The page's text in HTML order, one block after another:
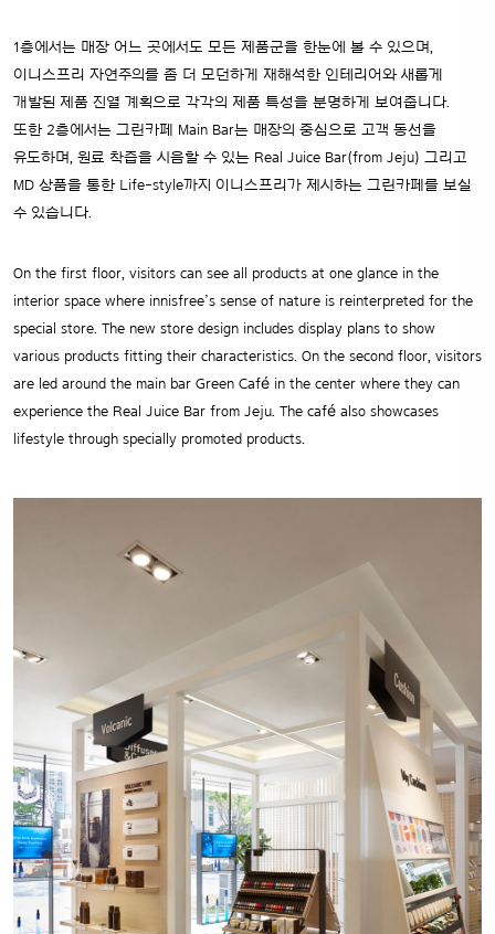
이니스프리 자연주의를 좀 더 모던하게 재해석한 인테리어와 새롭게
개발된 제품 진열 계획으로 각각의 제품 특성을 분명하게 보여줍니다.
또한 2층에서는 그린카페 Main Bar는 매장의 중심으로 고객 동선을
유도하며, 원료 착즙을 시음할 수 있는 Real Juice Bar(from Jeju) 그리고
MD 상품을 통한 Life-style까지 이니스프리가 제시하는 그린카페를 보실
수 있습니다.
interior space where innisfree’s sense of nature is reinterpreted for the
special store. The new store design includes display plans to show
various products fitting their characteristics. On the second floor, visitors
are led around the main bar Green Café in the center where they can
experience the Real Juice Bar from Jeju. The café also showcases
lifestyle through specially promoted products.